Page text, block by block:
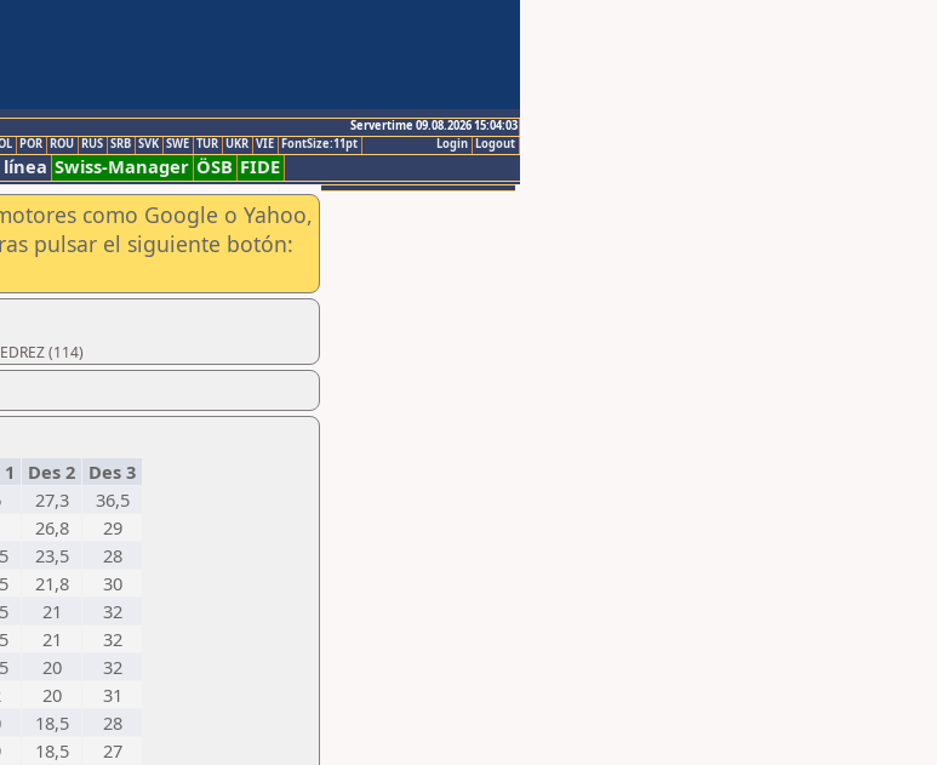
Servertime 09.08.2026 15:04:03
Logout
Login
POR ROU RUS SRB SVK SWE TUR UKR VIE FontSize:11pt
Swiss-Manager ÖSB FIDE
como Google o Yahoo,
pulsar el siguiente botón:
(114)
Des 2 Des 3
27,3
36,5
26,8
29
23,5
28
21,8
30
21
32
21
32
20
32
20
31
18,5
28
18,5
27